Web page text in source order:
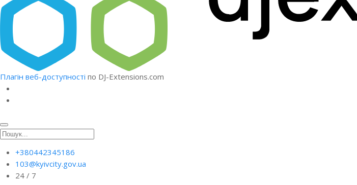
Плагін веб-доступності по DJ-Extensions.com
+380442345186
103@kyivcity.gov.ua
24 / 7